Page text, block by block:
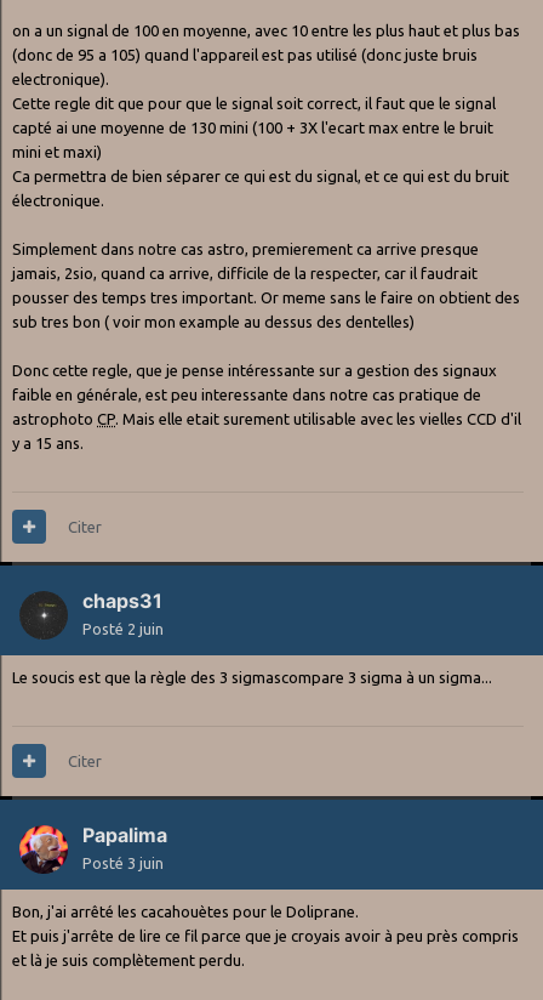
on a un signal de 100 en moyenne, avec 10 entre les plus haut et plus bas
(donc de 95 a 105) quand l'appareil est pas utilisé (donc juste bruis
electronique).
Cette regle dit que pour que le signal soit correct, il faut que le signal
capté ai une moyenne de 130 mini (100 + 3X l'ecart max entre le bruit
mini et maxi)
Ca permettra de bien séparer ce qui est du signal, et ce qui est du bruit
électronique.
Simplement dans notre cas astro, premierement ca arrive presque
jamais, 2sio, quand ca arrive, difficile de la respecter, car il faudrait
pousser des temps tres important. Or meme sans le faire on obtient des
sub tres bon ( voir mon example au dessus des dentelles)
Donc cette regle, que je pense intéressante sur a gestion des signaux
faible en générale, est peu interessante dans notre cas pratique de
astrophoto CP . Mais elle etait surement utilisable avec les vielles CCD d'il
y a 15 ans.
Citer
chaps31
Posté 2 juin
Le soucis est que la règle des 3 sigmascompare 3 sigma à un sigma...
Citer
Papalima
Posté 3 juin
Bon, j'ai arrêté les cacahouètes pour le Doliprane.
Et puis j'arrête de lire ce fil parce que je croyais avoir à peu près compris
et là je suis complètement perdu.